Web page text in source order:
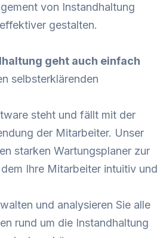
von Instandhaltung
gestalten.
geht auch einfach
selbsterklärenden
steht und fällt mit der
der Mitarbeiter. Unser
starken Wartungsplaner zur
Ihre Mitarbeiter intuitiv und
und analysieren Sie alle
rund um die Instandhaltung